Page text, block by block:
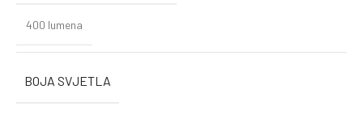
400 lumena
BOJA SVJETLA